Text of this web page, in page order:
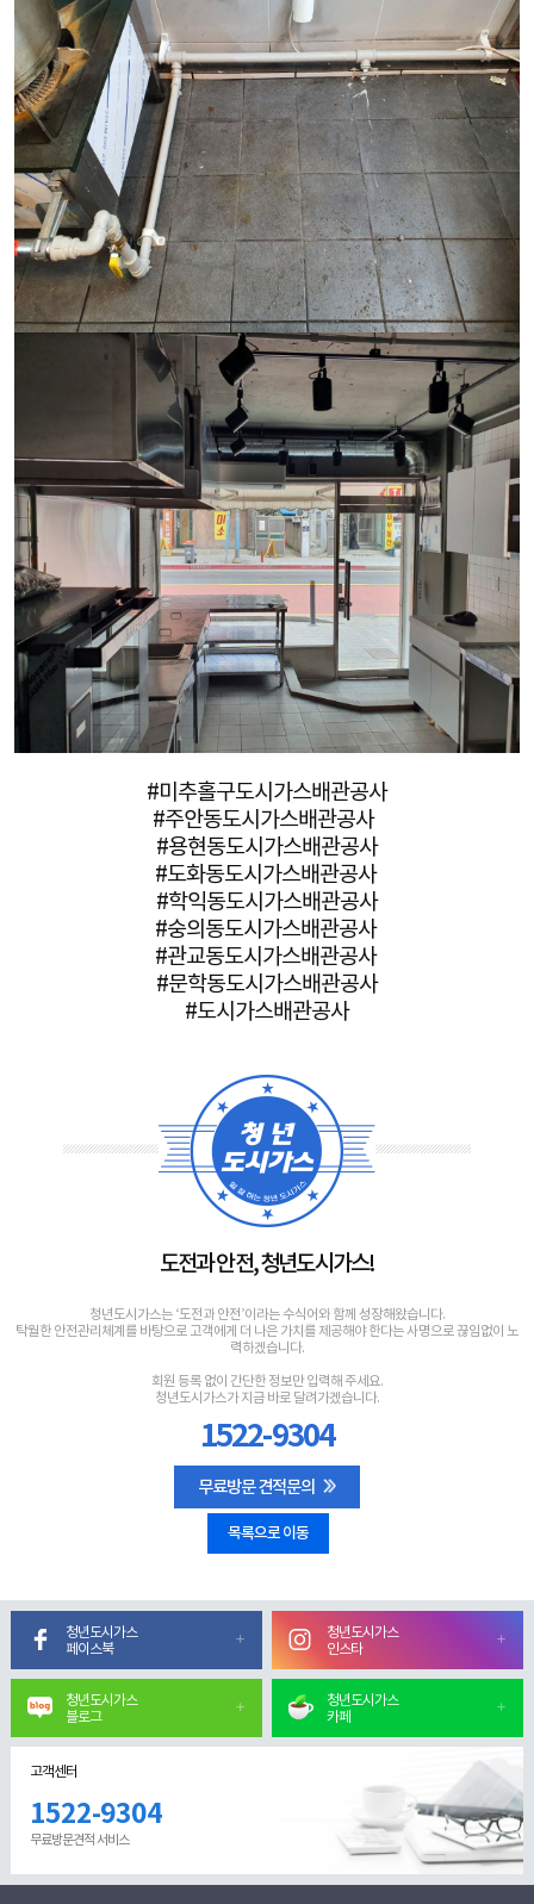
#미추홀구도시가스배관공사
#주안동도시가스배관공사
#용현동도시가스배관공사
#도화동도시가스배관공사
#학익동도시가스배관공사
#숭의동도시가스배관공사
#관교동도시가스배관공사
#문학동도시가스배관공사
#도시가스배관공사
도전과 안전, 청년도시가스!
청년도시가스는 ‘도전과 안전’이라는 수식어와 함께 성장해왔습니다.
탁월한 안전관리체계를 바탕으로 고객에게 더 나은 가치를 제공해야 한다는 사명으로 끊임없이 노
력하겠습니다.
회원 등록 없이 간단한 정보만 입력해 주세요.
청년도시가스가 지금 바로 달려가겠습니다.
1522-9304
무료방문 견적문의
목록으로 이동
청년도시가스
페이스북
청년도시가스
인스타
청년도시가스
블로그
청년도시가스
카페
고객센터
1522-9304
무료방문견적 서비스